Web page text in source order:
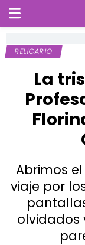
RELICARIO
La
Abrimos
viaje por
olvidados